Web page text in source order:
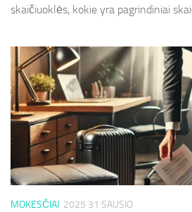
skaičiuoklės, kokie yra pagrindiniai
MOKESČIAI 2025 31 SAUSIO